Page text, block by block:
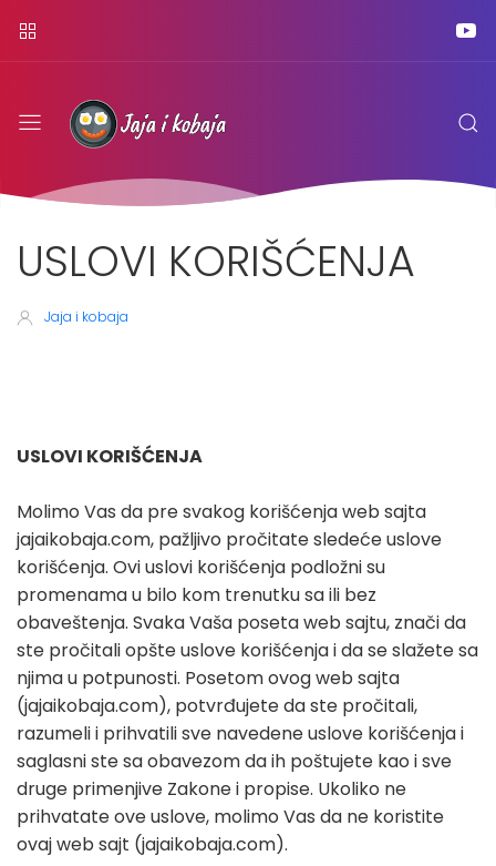
USLOVI KORIŠĆENJA
Jaja i kobaja
USLOVI KORIŠĆENJA
Molimo Vas da pre svakog korišćenja web sajta
jajaikobaja.com, pažljivo pročitate sledeće uslove
korišćenja. Ovi uslovi korišćenja podložni su
promenama u bilo kom trenutku sa ili bez
obaveštenja. Svaka Vaša poseta web sajtu, znači da
ste pročitali opšte uslove korišćenja i da se slažete sa
njima u potpunosti. Posetom ovog web sajta
(jajaikobaja.com), potvrđujete da ste pročitali,
razumeli i prihvatili sve navedene uslove korišćenja i
saglasni ste sa obavezom da ih poštujete kao i sve
druge primenjive Zakone i propise. Ukoliko ne
prihvatate ove uslove, molimo Vas da ne koristite
ovaj web sajt (jajaikobaja.com).